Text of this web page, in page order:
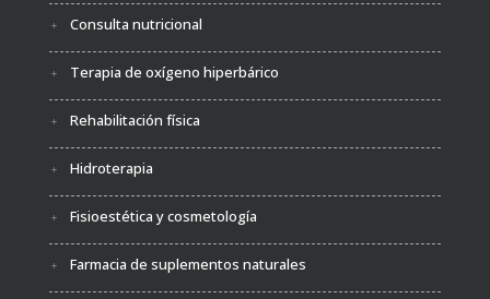
Consulta nutricional
Terapia de oxígeno hiperbárico
Rehabilitación física
Hidroterapia
Fisioestética y cosmetología
Farmacia de suplementos naturales